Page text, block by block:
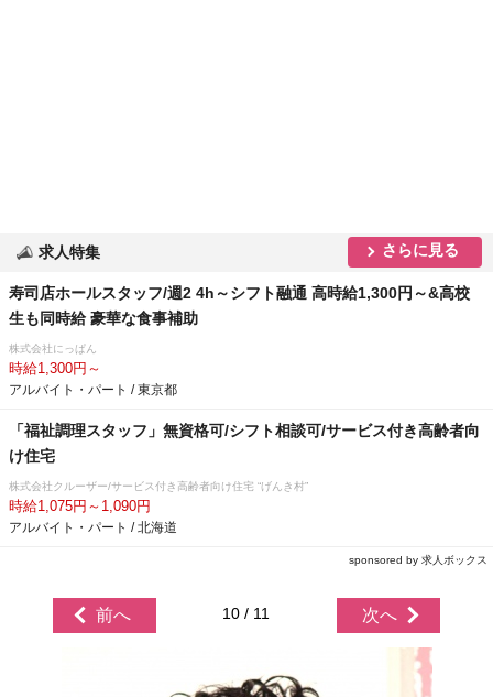
求人特集 さらに見る
寿司店ホールスタッフ/週2 4h～シフト融通 高時給1,300円～&高校
生も同時給 豪華な食事補助
株式会社にっぱん
時給1,300円～
アルバイト・パート / 東京都
「福祉調理スタッフ」無資格可/シフト相談可/サービス付き高齢者向
け住宅
株式会社クルーザー/サービス付き高齢者向け住宅 “げんき村”
時給1,075円～1,090円
アルバイト・パート / 北海道
sponsored by 求人ボックス
前へ 10 / 11 次へ